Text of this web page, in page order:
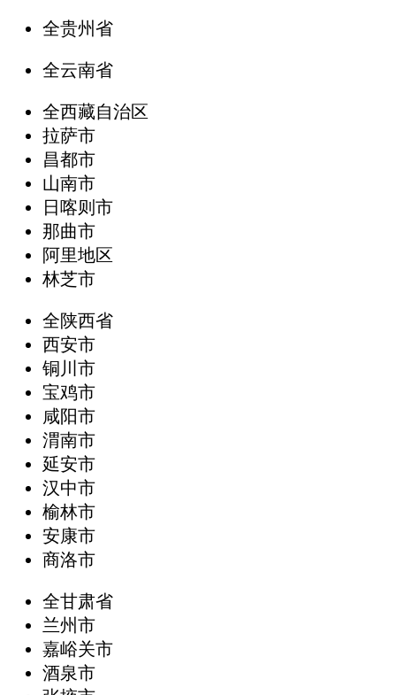
全贵州省
全云南省
全西藏自治区
拉萨市
昌都市
山南市
日喀则市
那曲市
阿里地区
林芝市
全陕西省
西安市
铜川市
宝鸡市
咸阳市
渭南市
延安市
汉中市
榆林市
安康市
商洛市
全甘肃省
兰州市
嘉峪关市
酒泉市